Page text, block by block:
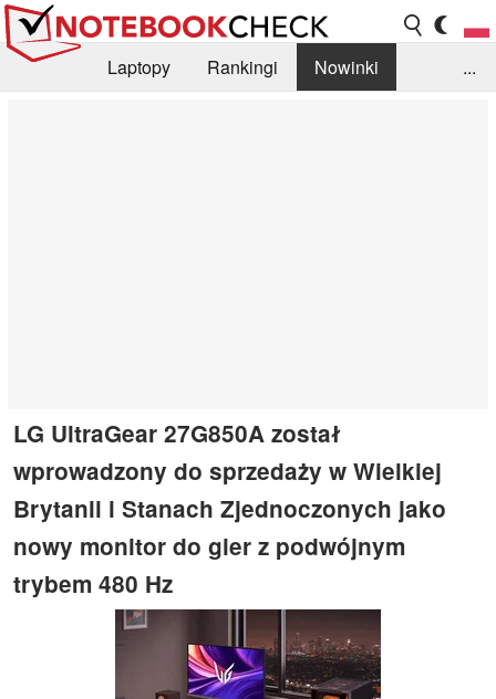
Laptopy Rankingi
Nowinki
...
LG UltraGear 27G850A został
wprowadzony do sprzedaży w Wielkiej
Brytanii i Stanach Zjednoczonych jako
nowy monitor do gier z podwójnym
trybem 480 Hz